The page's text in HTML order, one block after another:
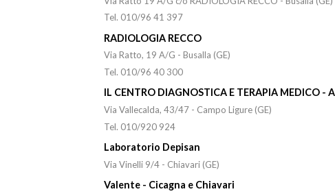
Tel. 010/96 41 397
RADIOLOGIA RECCO
Via Ratto, 19 A/G - Busalla (GE)
Tel. 010/96 40 300
IL CENTRO DIAGNOSTICA E TERAPIA MEDICO -
Via Vallecalda, 43/47 - Campo Ligure (GE)
Tel. 010/920 924
Laboratorio Depisan
Via Vinelli 9/4 - Chiavari (GE)
Valente - Cicagna e Chiavari